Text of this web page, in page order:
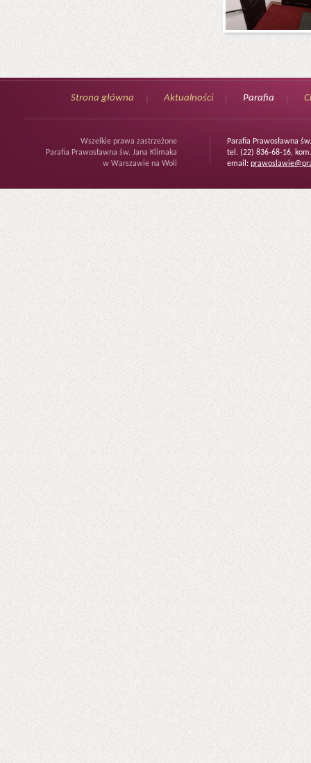
Strona główna Aktualności Parafia
Wszelkie prawa zastrzeżone
Parafia Prawosławna św. Jana Klimaka
w Warszawie na Woli
Parafia Prawosławna
tel. (22) 836-68-16,
email: